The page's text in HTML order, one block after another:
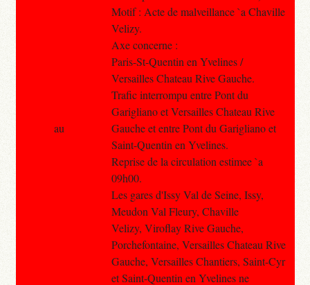
Motif : Acte de malveillance `a Chaville
Velizy.
Axe concerne :
Paris-St-Quentin en Yvelines /
Versailles Chateau Rive Gauche.
Trafic interrompu entre Pont du
Garigliano et Versailles Chateau Rive
Gauche et entre Pont du Garigliano et
Saint-Quentin en Yvelines.
Reprise de la circulation estimee `a
09h00.
Les gares d'Issy Val de Seine, Issy,
Meudon Val Fleury, Chaville
Velizy, Viroflay Rive Gauche,
Porchefontaine, Versailles Chateau Rive
Gauche, Versailles Chantiers, Saint-Cyr
et Saint-Quentin en Yvelines ne
au